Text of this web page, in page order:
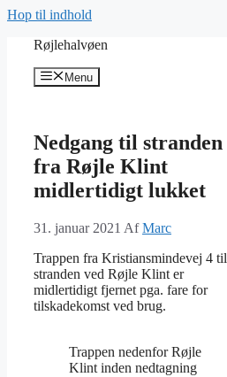
Hop til indhold
Røjlehalvøen
Menu
Nedgang til stranden
fra Røjle Klint
midlertidigt lukket
31. januar 2021 AfMarc
Trappen fra Kristiansmindevej 4 til
stranden ved Røjle Klint er
midlertidigt fjernet pga. fare for
tilskadekomst ved brug.
Trappen nedenfor Røjle
Klint inden nedtagning